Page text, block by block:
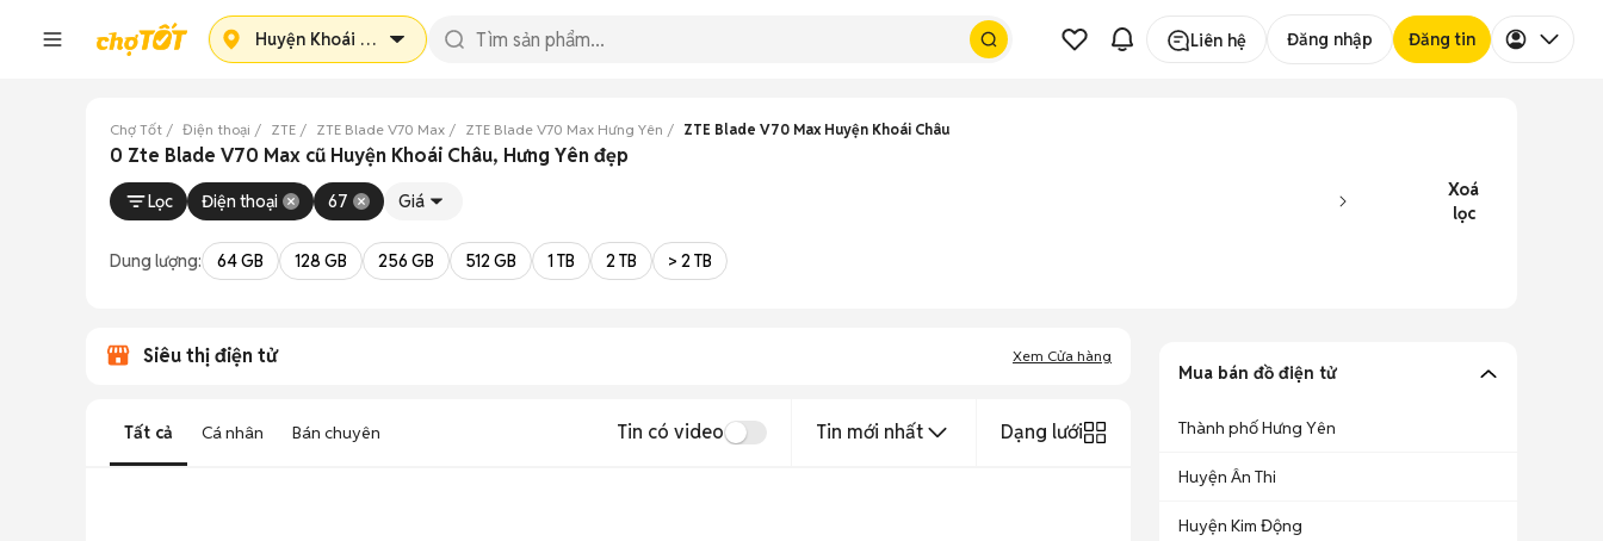
Huyện Khoái Châu Liên hệ Đăng nhập Đăng tin
Chợ Tốt Điện thoại ZTE ZTE Blade V70 Max ZTE Blade V70 Max Hưng Yên ZTE Blade V70 Max Huyện Khoái Châu
0 Zte Blade V70 Max cũ Huyện Khoái Châu, Hưng Yên đẹp
Lọc Điện thoại 67 Giá
Xoá
lọc
Dung lượng: 64 GB 128 GB 256 GB 512 GB 1 TB 2 TB > 2 TB
Siêu thị điện tử Xem Cửa hàng
Tất cả Cá nhân Bán chuyên Tin có video Tin mới nhất Dạng lưới
Mua bán đồ điện tử
Thành phố Hưng Yên
Huyện Ân Thi
Huyện Kim Động